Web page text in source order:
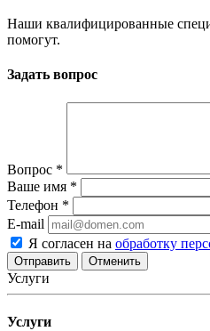
Наши квалифицированные
помогут.
Задать вопрос
Вопрос *
Ваше имя *
Телефон *
E-mail
Я согласен на обработку
Отменить
Услуги
Услуги